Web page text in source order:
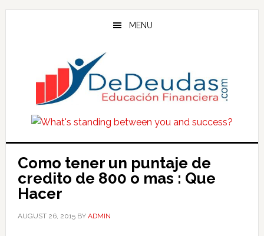
Skip
Skip
Skip
MENU
Como tener un puntaje de
credito de 800 o mas : Que
Hacer
AUGUST 26, 2015BY ADMIN